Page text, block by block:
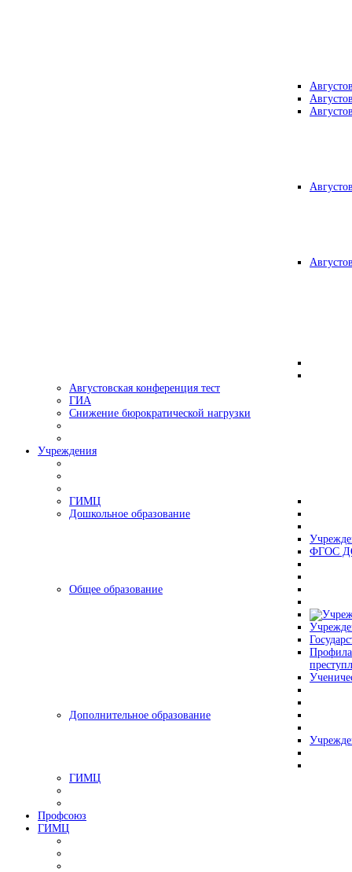
Августовская конференция тест
ГИА
Снижение бюрократической нагрузки
Учреждения
ГИМЦ
Дошкольное образование
ФГОС
Общее образование
Дополнительное образование
ГИМЦ
Профсоюз
ГИМЦ